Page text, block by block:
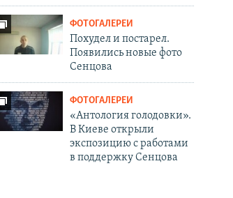
ФОТОГАЛЕРЕИ
Похудел и постарел.
Появились новые фото
Сенцова
ФОТОГАЛЕРЕИ
«Антология голодовки».
В Киеве открыли
экспозицию с работами
в поддержку Сенцова